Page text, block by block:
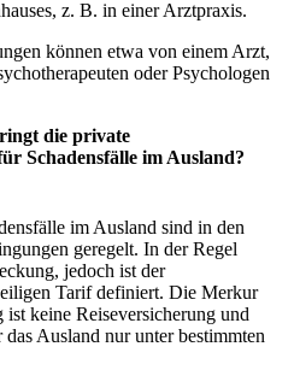
z. B. in einer Arztpraxis.
können etwa von einem Arzt,
oder Psychologen
die private
Schadensfälle im Ausland?
im Ausland sind in den
geregelt. In der Regel
jedoch ist der
Tarif definiert. Die Merkur
ist keine Reiseversicherung und
Ausland nur unter bestimmten